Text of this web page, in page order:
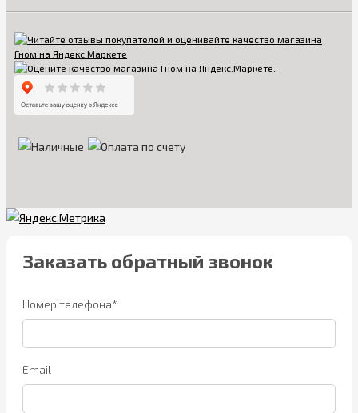
Заказать обратный звонок
Номер телефона*
Email